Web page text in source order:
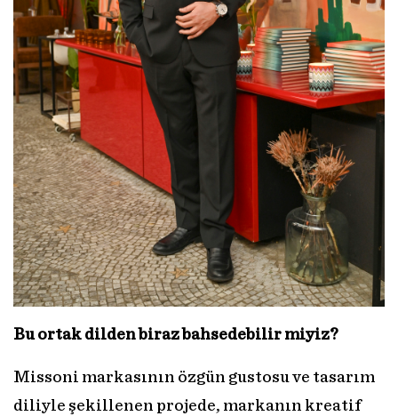
Bu ortak dilden biraz bahsedebilir miyiz?
Missoni markasının özgün gustosu ve tasarım
diliyle şekillenen projede, markanın kreatif